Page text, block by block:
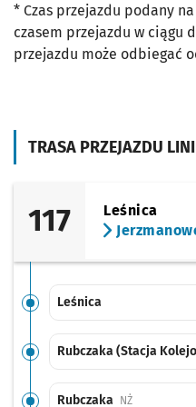
TRASA PRZEJAZDU
117
Leśnica
Leśnica
Rubczaka (Stacja
Rubczaka NŻPrzystanek
* Czas przejazdu podany
czasem przejazdu w ciągu
przejazdu może odbiegać